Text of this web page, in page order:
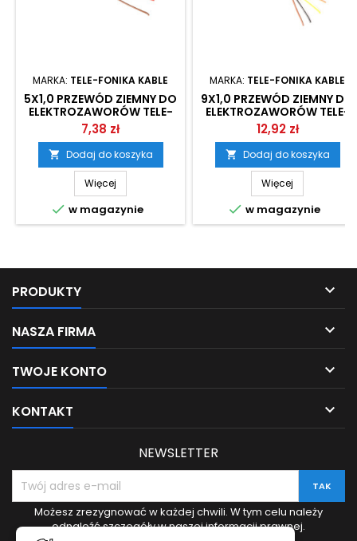
MARKA: TELE-FONIKA KABLE
5X1,0 PRZEWÓD ZIEMNY DO
ELEKTROZAWORÓW TELE-
FONIKA KABLE
7,38 zł
 Dodaj do koszyka
Więcej
 w magazynie
MARKA: TELE-FONIKA KABLE
9X1,0 PRZEWÓD ZIEMNY DO
ELEKTROZAWORÓW TELE-
FONIKA KABLE
12,92 zł
 Dodaj do koszyka
Więcej
 w magazynie
PRODUKTY 
NASZA FIRMA 
TWOJE KONTO 
KONTAKT 
NEWSLETTER
Możesz zrezygnować w każdej chwili. W tym celu należy
odnaleźć szczegóły w naszej informacji prawnej.